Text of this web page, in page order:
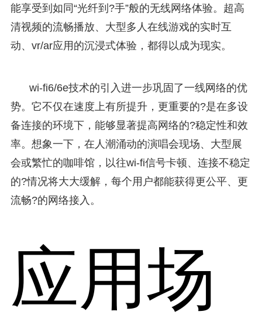
能享受到如同“光纤到?手”般的无线网络体验。超高
清视频的流畅播放、大型多人在线游戏的实时互
动、vr/ar应用的沉浸式体验，都得以成为现实。
wi-fi6/6e技术的引入进一步巩固了一线网络的优
势。它不仅在速度上有所提升，更重要的?是在多设
备连接的环境下，能够显著提高网络的?稳定性和效
率。想象一下，在人潮涌动的演唱会现场、大型展
会或繁忙的咖啡馆，以往wi-fi信号卡顿、连接不稳定
的?情况将大大缓解，每个用户都能获得更公平、更
流畅?的网络接入。
应用场